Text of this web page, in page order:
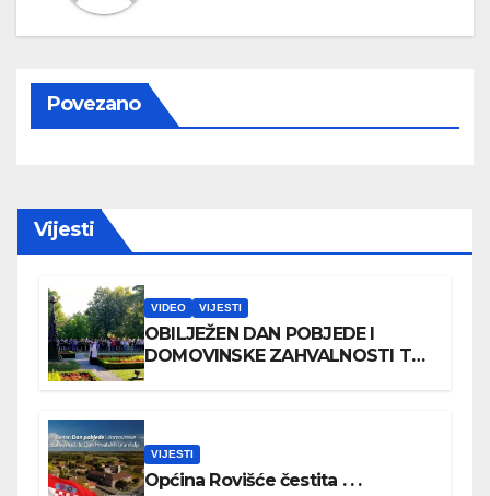
Povezano
Vijesti
VIDEO VIJESTI
OBILJEŽEN DAN POBJEDE I
DOMOVINSKE ZAHVALNOSTI TE
VIJESTI
Općina Rovišće čestita . . .